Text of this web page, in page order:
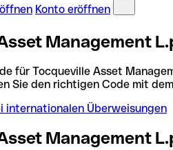
Konto eröffnen
Management
für Tocqueville Asset
Sie den richtigen Code mit
internationalen Überweisungen
Management